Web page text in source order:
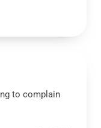
to complain